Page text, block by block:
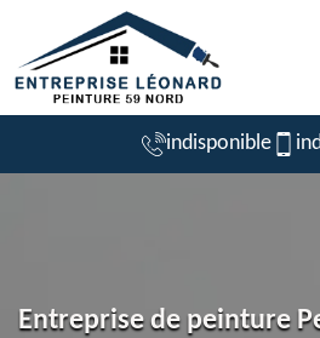
indisponible
Entreprise de peinture